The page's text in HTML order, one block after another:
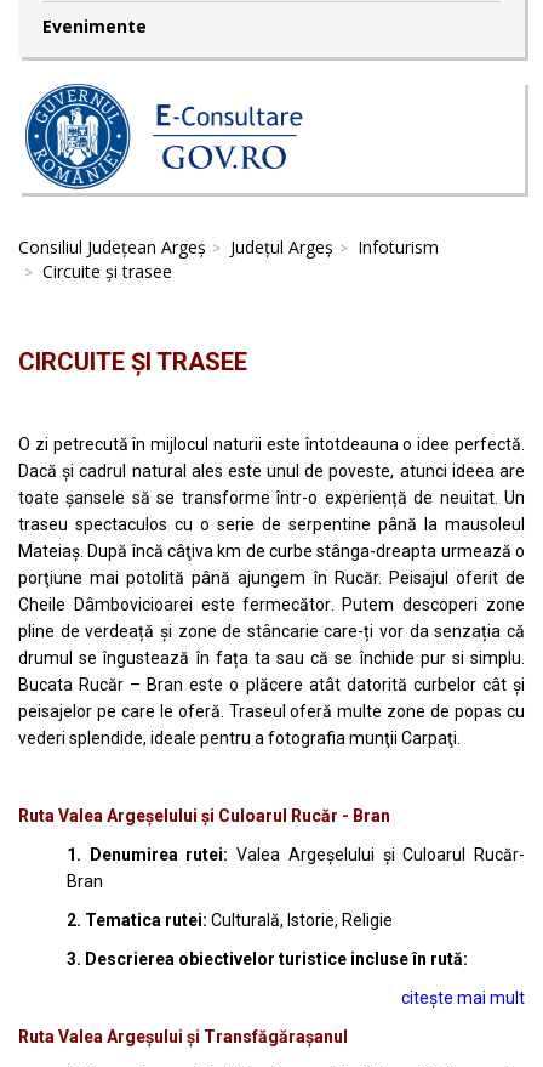
Evenimente
Consiliul Județean Argeș Județul Argeș
Infoturism
Circuite și trasee
CIRCUITE ȘI TRASEE
O zi petrecută în mijlocul naturii este întotdeauna o idee perfectă.
Dacă și cadrul natural ales este unul de poveste, atunci ideea are
toate șansele să se transforme într-o experiență de neuitat. Un
traseu spectaculos cu o serie de serpentine până la mausoleul
Mateiaș. După încă câţiva km de curbe stânga-dreapta urmează o
porţiune mai potolită până ajungem în Rucăr. Peisajul oferit de
Cheile Dâmbovicioarei este fermecător. Putem descoperi zone
pline de verdeață și zone de stâncarie care-ți vor da senzația că
drumul se îngustează în fața ta sau că se închide pur si simplu.
Bucata Rucăr – Bran este o plăcere atât datorită curbelor cât şi
peisajelor pe care le oferă. Traseul oferă multe zone de popas cu
vederi splendide, ideale pentru a fotografia munţii Carpaţi.
Ruta Valea Argeșelului și Culoarul Rucăr - Bran
1. Denumirea rutei: Valea Argeșelului și Culoarul Rucăr-
Bran
2. Tematica rutei: Culturală, Istorie, Religie
3. Descrierea obiectivelor turistice incluse în rută:
citește mai mult
Ruta Valea Argeșului și Transfăgărașanul